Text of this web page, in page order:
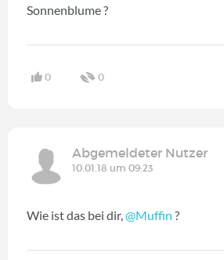
Sonnenblume ?
0 0
Abgemeldeter Nutzer
10.01.18 um 09:23
Wie ist das bei dir, @Muffin ‍ ?